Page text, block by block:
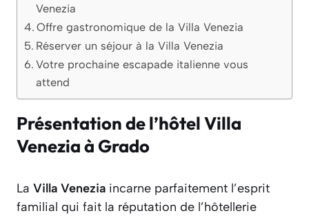
Venezia
Offre gastronomique de la Villa Venezia
Réserver un séjour à la Villa Venezia
Votre prochaine escapade italienne vous
attend
Présentation de l’hôtel Villa
Venezia à Grado
La Villa Venezia incarne parfaitement l’esprit
familial qui fait la réputation de l’hôtellerie